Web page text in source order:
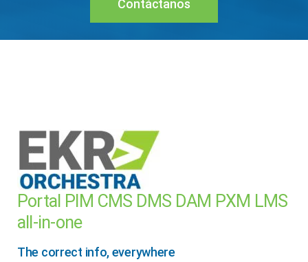
Contáctanos
Portal PIM CMS DMS DAM PXM LMS
all-in-one
The correct info, everywhere